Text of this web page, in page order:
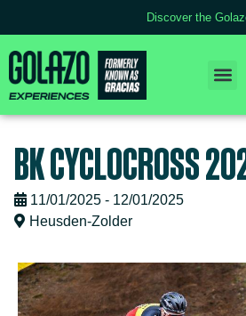
Discover the
BK CYCLOCROSS
11/01/2025 - 12/01/2025
Heusden-Zolder